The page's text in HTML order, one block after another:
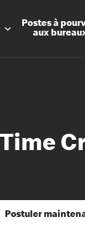
Postes à
aux
Postuler